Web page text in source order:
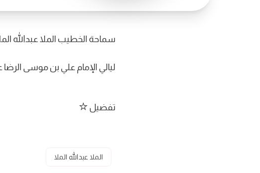
سماحة الخطيب الملا عبدالله
ليالي الإمام علي بن موسى الرضا
تفضيل
الملا عبدالله الملا